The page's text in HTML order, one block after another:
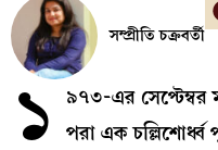
সম্প্রীতি চক্রবর্তী
১ ৯৭৩-এর সেপ্টেম্বর
পরা এক